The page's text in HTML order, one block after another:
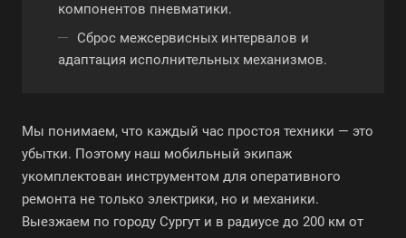
компонентов пневматики.
Сброс межсервисных интервалов и
адаптация исполнительных механизмов.
Мы понимаем, что каждый час простоя техники — это
убытки. Поэтому наш мобильный экипаж
укомплектован инструментом для оперативного
ремонта не только электрики, но и механики.
Выезжаем по городу Сургут и в радиусе до 200 км от